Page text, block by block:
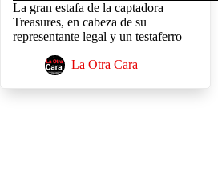
La gran estafa de la captadora
Treasures, en cabeza de su
representante legal y un testaferro
La Otra Cara